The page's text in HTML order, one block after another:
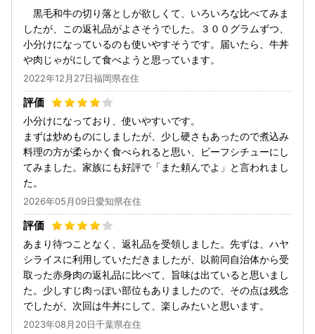
黒毛和牛の切り落としが欲しくて、いろいろな比べてみま
したが、この返礼品がよさそうでした。３００グラムずつ、
小分けになっているのも使いやすそうです。届いたら、牛丼
や肉じゃがにして食べようと思っています。
2022年12月27日福岡県在住
小分けになっており、使いやすいです。
まずは炒めものにしましたが、少し硬さもあったので煮込み
料理の方が柔らかく食べられると思い、ビーフシチューにし
てみました。家族にも好評で「また頼んでよ」と言われまし
た。
2026年05月09日愛知県在住
あまり待つことなく、返礼品を受領しました。先ずは、ハヤ
シライスに利用していただきましたが、以前同自治体から受
取った赤身肉の返礼品に比べて、旨味は出ていると思いまし
た。少しすじ肉っぽい部位もありましたので、その点は残念
でしたが、次回は牛丼にして、楽しみたいと思います。
2023年08月20日千葉県在住